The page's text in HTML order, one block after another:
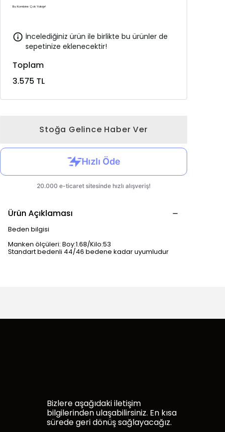
Bu Kombine Çok Yakışır!
İncelediğiniz ürün ile birlikte bu ürünler de
sepetinize eklenecektir!
Toplam
3.575 TL
Stoğa Gelince Haber Ver
Ürün Açıklaması
Beden bilgisi
Manken ölçüleri: Boy:1.68/Kilo:53
Standart bedenli 44/46 bedene kadar uyumludur
Bizlere aşağıdaki iletişim
bilgilerinden ulaşabilirsiniz. En kısa
sürede geri dönüş sağlayacağız.